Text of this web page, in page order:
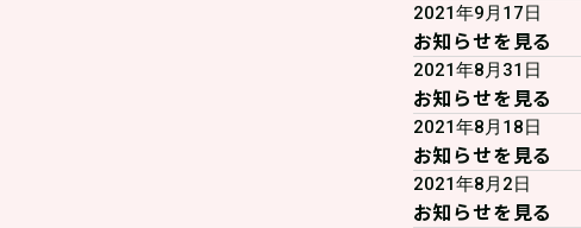
2021年9月17日
お知らせを見る
2021年8月31日
お知らせを見る
2021年8月18日
お知らせを見る
2021年8月2日
お知らせを見る